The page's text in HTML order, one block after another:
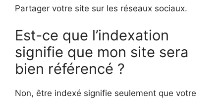
Partager votre site sur les réseaux sociaux.
Est-ce que l’indexation
signifie que mon site sera
bien référencé ?
Non, être indexé signifie seulement que votre